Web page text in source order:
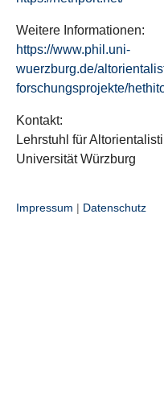
Weitere Informationen:
https://www.phil.uni-
wuerzburg.de/
forschungsprojekte/
Kontakt:
Lehrstuhl für
Universität Würzburg
Impressum | Datenschutz